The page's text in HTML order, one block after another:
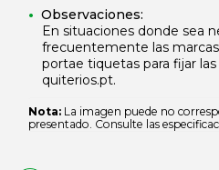
Observaciones:
En situaciones donde sea
frecuentemente las
portae tiquetas para fijar
quiterios.pt.
Nota: La imagen puede no
presentado. Consulte las